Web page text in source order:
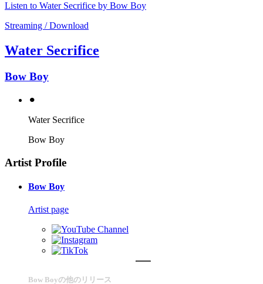
Listen to Water Secrifice by Bow Boy
Streaming / Download
Water Secrifice
Bow Boy
⚫︎
Water Secrifice
Bow Boy
Artist Profile
Bow Boy
Artist page
Bow Boyの他のリリース